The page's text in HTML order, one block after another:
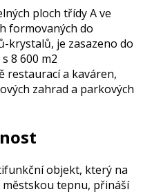
ploch třídy A ve
formovaných do
krystalů, je zasazeno do
8 600 m2
restaurací a kaváren,
zahrad a parkových
objekt, který na
tepnu, přináší